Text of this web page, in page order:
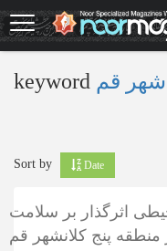
Skip
to
main
keyword
Sort by Date
اثرگذار بر سلامت